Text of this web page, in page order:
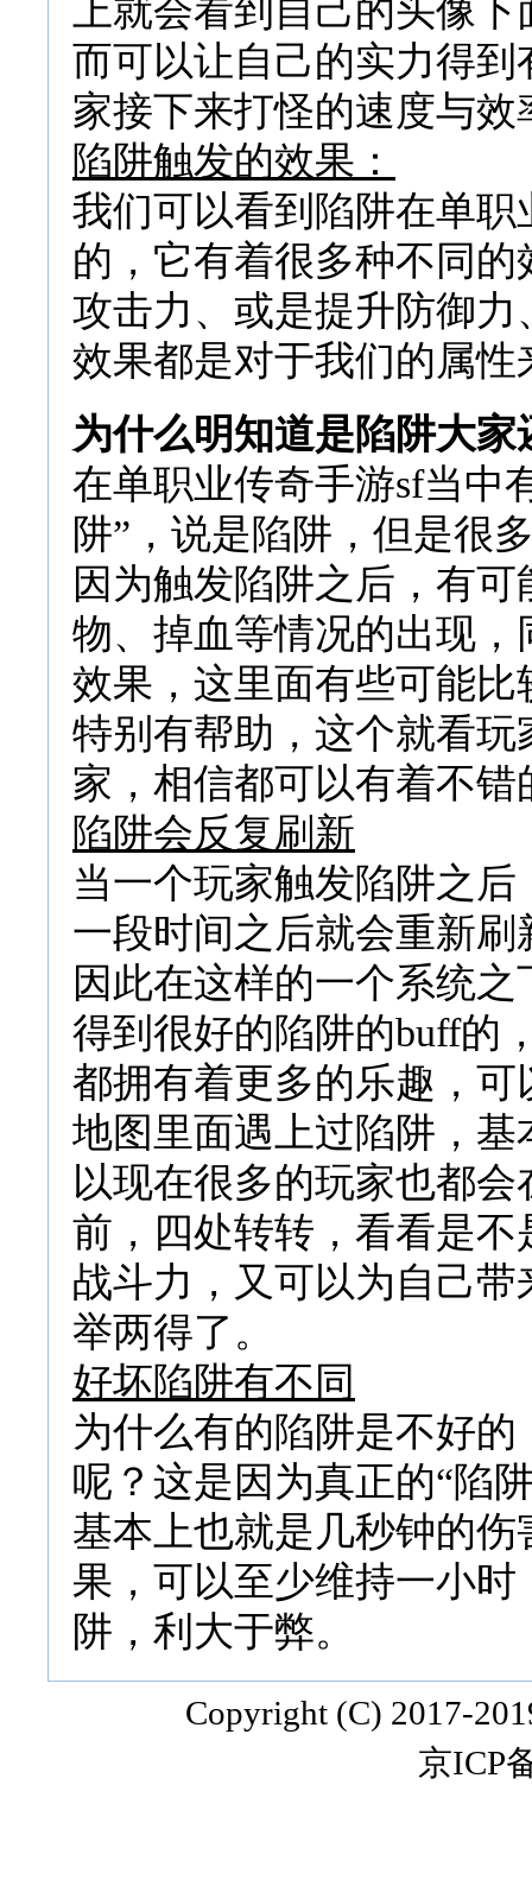
上就会看到自己的头像
而可以让自己的实力得
家接下来打怪的速度与
陷阱触发的效果：
我们可以看到陷阱在单
的，它有着很多种不同
攻击力、或是提升防御
效果都是对于我们的属
为什么明知道是陷阱大家
在单职业传奇手游sf当中
阱”，说是陷阱，但是很
因为触发陷阱之后，有
物、掉血等情况的出现
效果，这里面有些可能
特别有帮助，这个就看
家，相信都可以有着不错
陷阱会反复刷新
当一个玩家触发陷阱之
一段时间之后就会重新
因此在这样的一个系统
得到很好的陷阱的buff的
都拥有着更多的乐趣，
地图里面遇上过陷阱，
以现在很多的玩家也都
前，四处转转，看看是
战斗力，又可以为自己
举两得了。
好坏陷阱有不同
为什么有的陷阱是不好
呢？这是因为真正的“陷
基本上也就是几秒钟的
果，可以至少维持一小
阱，利大于弊。
Copyright (C) 2017-
京ICP